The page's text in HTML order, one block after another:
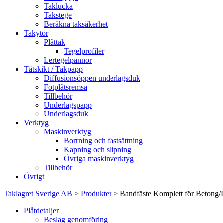
Taklucka
Takstege
Beräkna taksäkerhet
Takytor
Plåttak
Tegelprofiler
Lertegelpannor
Tätskikt / Takpapp
Diffusionsöppen underlagsduk
Fotplåtsremsa
Tillbehör
Underlagspapp
Underlagsduk
Verktyg
Maskinverktyg
Borrning och fastsättning
Kapning och slipning
Övriga maskinverktyg
Tillbehör
Övrigt
Taklagret Sverige AB > Produkter> Bandfäste Komplett för Betong/
Plåtdetaljer
Beslag genomföring